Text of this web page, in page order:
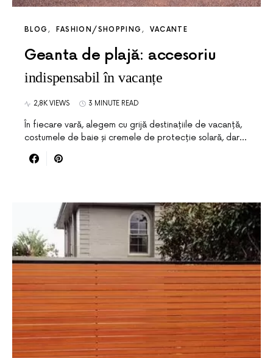
BLOG FASHION/SHOPPING VACANTE
Geanta de plajă: accesoriu
indispensabil în vacanțe
2,8K VIEWS 3 MINUTE READ
În fiecare vară, alegem cu grijă destinațiile de vacanță,
costumele de baie și cremele de protecție solară, dar…